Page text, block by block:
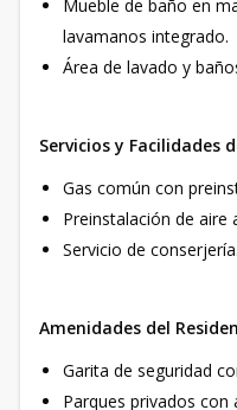
Mueble de baño en
lavamanos integrado.
Área de lavado y
Servicios y Facilidades
Gas común con
Preinstalación de aire
Servicio de conserjería.
Amenidades del
Garita de seguridad
Parques privados con